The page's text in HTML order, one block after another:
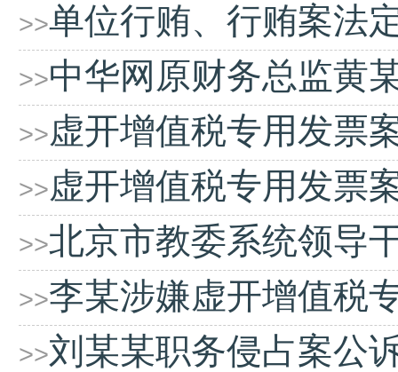
>>单位行贿、行贿案法
>>中华网原财务总监黄
>>虚开增值税专用发票
>>虚开增值税专用发票
>>北京市教委系统领导
>>李某涉嫌虚开增值税
>>刘某某职务侵占案公